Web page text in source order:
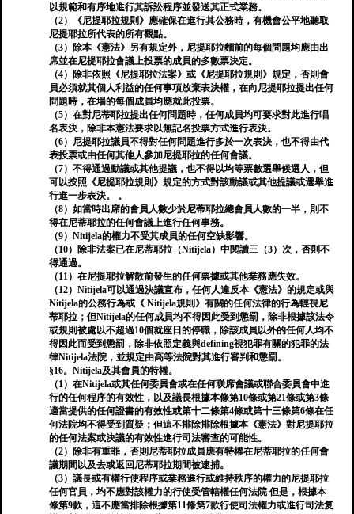
以規範和有序地進行其訴訟程序並發送其正式業務。
（2）《尼提耶拉規則》應確保在進行其公務時，有機會公平地聽取
尼提耶拉所代表的所有觀點。
（3）除本《憲法》另有規定外，尼提耶拉麵前的每個問題均應由出
席並在尼提耶拉會議上投票的成員的多數票決定。
（4）除非依照《尼提耶拉法案》或《尼提耶拉規則》規定，否則會
員必須就其個人利益的任何事項放棄表決權，在向尼提耶拉提出任何
問題時，在場的每個成員均應就此投票。
（5）在對尼蒂耶拉提出任何問題時，任何成員均可要求對此進行唱
名表決，除非本憲法要求以無記名投票方式進行表決。
（6）尼提耶拉議員不得對任何問題進行多於一次表決，也不得由代
表投票或由任何其他人參加尼提耶拉的任何會議。
（7）不得通過動議或其他提議，也不得以均等票數選舉候選人，但
可以按照《尼提耶拉規則》規定的方式對該動議或其他提議或選舉進
行進一步表決。 。
（8）如當時出席的會員人數少於尼蒂耶拉總會員人數的一半，則不
得在尼蒂耶拉的任何會議上進行任何事務。
（9）Nitijela的權力不受其成員的任何空缺影響。
（10）除非法案已在尼蒂耶拉（Nitijela）中閱讀三（3）次，否則不
得通過。
（11）在尼提耶拉解散前發生的任何票據或其他業務應失效。
（12）Nitijela可以通過決議宣布，任何人違反本《憲法》的規定或與
Nitijela的公務行為或《 Nitijela規則》有關的任何法律的行為輕視尼
蒂耶拉；但Nitijela的任何成員均不得因此受到懲罰，除非根據該法令
或規則被處以不超過10個就座日的停職，除該成員以外的任何人均不
得因此而受到懲罰，除非依照定義與defining視犯罪有關的犯罪的法
律Nitijela法院，並規定由高等法院對其進行審判和懲罰。
§16。Nitijela及其會員的特權。
（1）在Nitijela或其任何委員會或在任何联席會議或聯合委員會中進
行的任何程序的有效性，以及議長根據本條第10條或第21條或第3條
適當提供的任何證書的有效性或第十二條第4條或第十三條第6條在任
何法院均不得受到質疑；但這不排除排除根據本《憲法》對尼提耶拉
的任何法案或決議的有效性進行司法審查的可能性。
（2）除非有重罪，否則尼蒂耶拉成員應有特權在尼蒂耶拉的任何會
議期間以及去或返回尼蒂耶拉期間被逮捕。
（3）議長或有權行使程序或業務進行或維持秩序的權力的尼提耶拉
任何官員，均不應對該權力的行使受管轄權任何法院 但是，根據本
條第9款，這不應當排除根據第11條第7款行使司法權力或進行司法复